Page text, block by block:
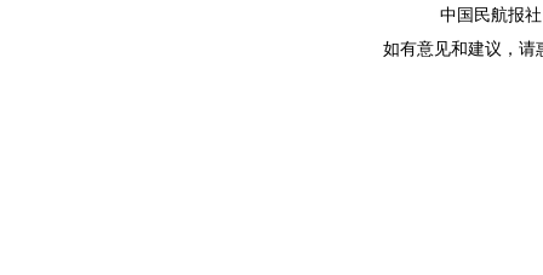
中国民航报
如有意见和建议，请